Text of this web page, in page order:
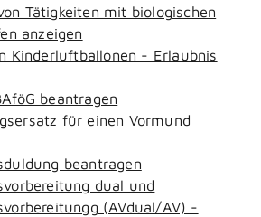
Tätigkeiten mit biologischen
anzeigen
Kinderluftballonen - Erlaubnis
beantragen
für einen Vormund
beantragen
dual und
(AVdual/AV) -